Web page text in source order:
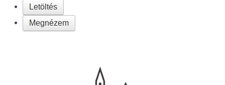
Szállások
Egyházak, civilek
Bölcskei női kar
Letöltés
Megnézem